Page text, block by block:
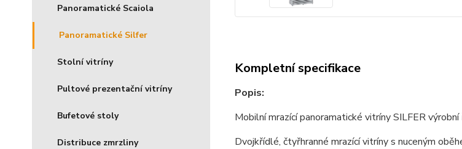
Panoramatické Scaiola
Panoramatické Silfer
Stolní vitríny
Pultové prezentační vitríny
Bufetové stoly
Distribuce zmrzliny
Kompletní specifikace
Popis:
Mobilní mrazící panoramatické vitríny SILFER
Dvojkřídlé, čtyřhranné mrazící vitríny s nuceným